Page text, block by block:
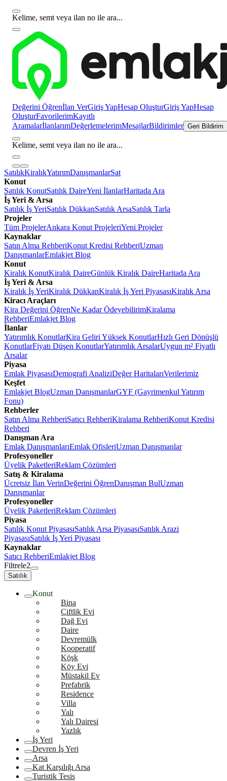
Kelime, semt veya ilan no ile ara...
Değerini Öğrenİlan VerGiriş YapHesap OluşturGiriş YapHesap
OluşturFavorilerimKayıtlı
AramalarİlanlarımDeğerlemelerimMesajlarBildirimler Geri Bildirim
Kelime, semt veya ilan no ile ara...
SatılıkKiralıkYatırımDanışmanlarSat
Konut
Satılık KonutSatılık DaireYeni İlanlarHaritada Ara
İş Yeri & Arsa
Satılık İş YeriSatılık DükkanSatılık ArsaSatılık Tarla
Projeler
Tüm ProjelerAnkara Konut ProjeleriYeni Projeler
Kaynaklar
Satın Alma RehberiKonut Kredisi RehberiUzman
DanışmanlarEmlakjet Blog
Konut
Kiralık KonutKiralık DaireGünlük Kiralık DaireHaritada Ara
İş Yeri & Arsa
Kiralık İş YeriKiralık DükkanKiralık İş Yeri PiyasasıKiralık Arsa
Kiracı Araçları
Kira Değerini ÖğrenNe Kadar ÖdeyebilirimKiralama
RehberiEmlakjet Blog
İlanlar
Yatırımlık KonutlarKira Geliri Yüksek KonutlarHızlı Geri Dönüşlü
KonutlarFiyatı Düşen KonutlarYatırımlık ArsalarUygun m² Fiyatlı
Arsalar
Piyasa
Emlak PiyasasıDemografi AnaliziDeğer HaritalarıVerilerimiz
Keşfet
Emlakjet BlogUzman DanışmanlarGYF (Gayrimenkul Yatırım
Fonu)
Rehberler
Satın Alma RehberiSatıcı RehberiKiralama RehberiKonut Kredisi
Rehberi
Danışman Ara
Emlak DanışmanlarıEmlak OfisleriUzman Danışmanlar
Profesyoneller
Üyelik PaketleriReklam Çözümleri
Satış & Kiralama
Ücretsiz İlan VerinDeğerini ÖğrenDanışman BulUzman
Danışmanlar
Profesyoneller
Üyelik PaketleriReklam Çözümleri
Piyasa
Satılık Konut PiyasasıSatılık Arsa PiyasasıSatılık Arazi
PiyasasıSatılık İş Yeri Piyasası
Kaynaklar
Satıcı RehberiEmlakjet Blog
Filtrele2
Satılık
Konut
Bina
Çiftlik Evi
Dağ Evi
Daire
Devremülk
Kooperatif
Köşk
Köy Evi
Müstakil Ev
Prefabrik
Residence
Villa
Yalı
Yalı Dairesi
Yazlık
İş Yeri
Devren İş Yeri
Arsa
Kat Karşılığı Arsa
Turistik Tesis